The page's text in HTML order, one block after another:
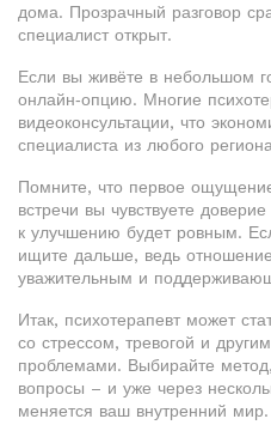
дома. Прозрачный разговор
специалист открыт.
Если вы живёте в небольшом
онлайн‑опцию. Многие
видеоконсультации, что
специалиста из любого
Помните, что первое
встречи вы чувствуете
к улучшению будет ровным.
ищите дальше, ведь
уважительным и
Итак, психотерапевт может
со стрессом, тревогой и
проблемами. Выбирайте
вопросы – и уже через
меняется ваш внутренний мир.